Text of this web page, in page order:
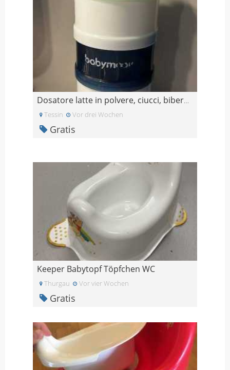
Dosatore latte in polvere, ciucci, biberon
Tessin Vor drei Wochen
Gratis
Keeper Babytopf Töpfchen WC
Thurgau Vor vier Wochen
Gratis